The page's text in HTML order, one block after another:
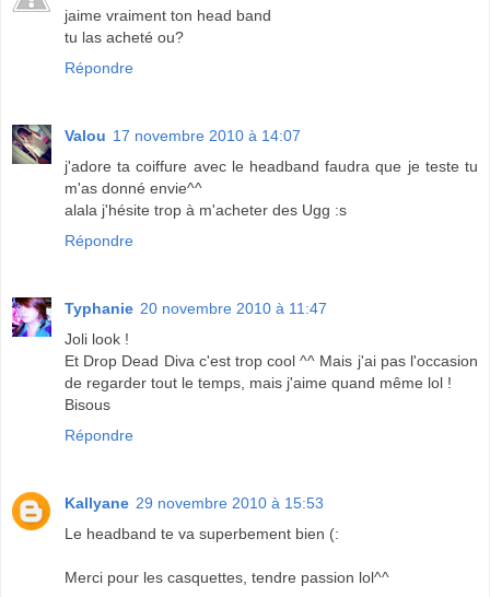
jaime vraiment ton head band
tu las acheté ou?
Répondre
Valou 17 novembre 2010 à 14:07
j'adore ta coiffure avec le headband faudra que je teste tu
m'as donné envie^^
alala j'hésite trop à m'acheter des Ugg :s
Répondre
Typhanie 20 novembre 2010 à 11:47
Joli look !
Et Drop Dead Diva c'est trop cool ^^ Mais j'ai pas l'occasion
de regarder tout le temps, mais j'aime quand même lol !
Bisous
Répondre
Kallyane 29 novembre 2010 à 15:53
Le headband te va superbement bien (:
Merci pour les casquettes, tendre passion lol^^